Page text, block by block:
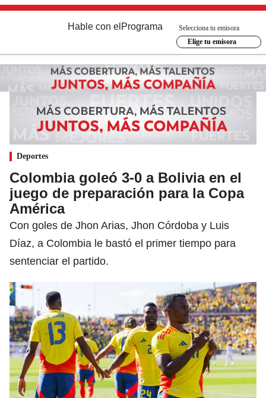
Hable con el Programa
Selecciona tu emisora
Elige tu emisora
Deportes
Colombia goleó 3-0 a Bolivia en el
juego de preparación para la Copa
América
Con goles de Jhon Arias, Jhon Córdoba y Luis
Díaz, a Colombia le bastó el primer tiempo para
sentenciar el partido.